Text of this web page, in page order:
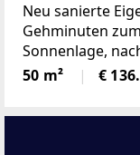
Neu sanierte
Gehminuten
Sonnenlage,
Grüne,
Wohnung,
50 m² €